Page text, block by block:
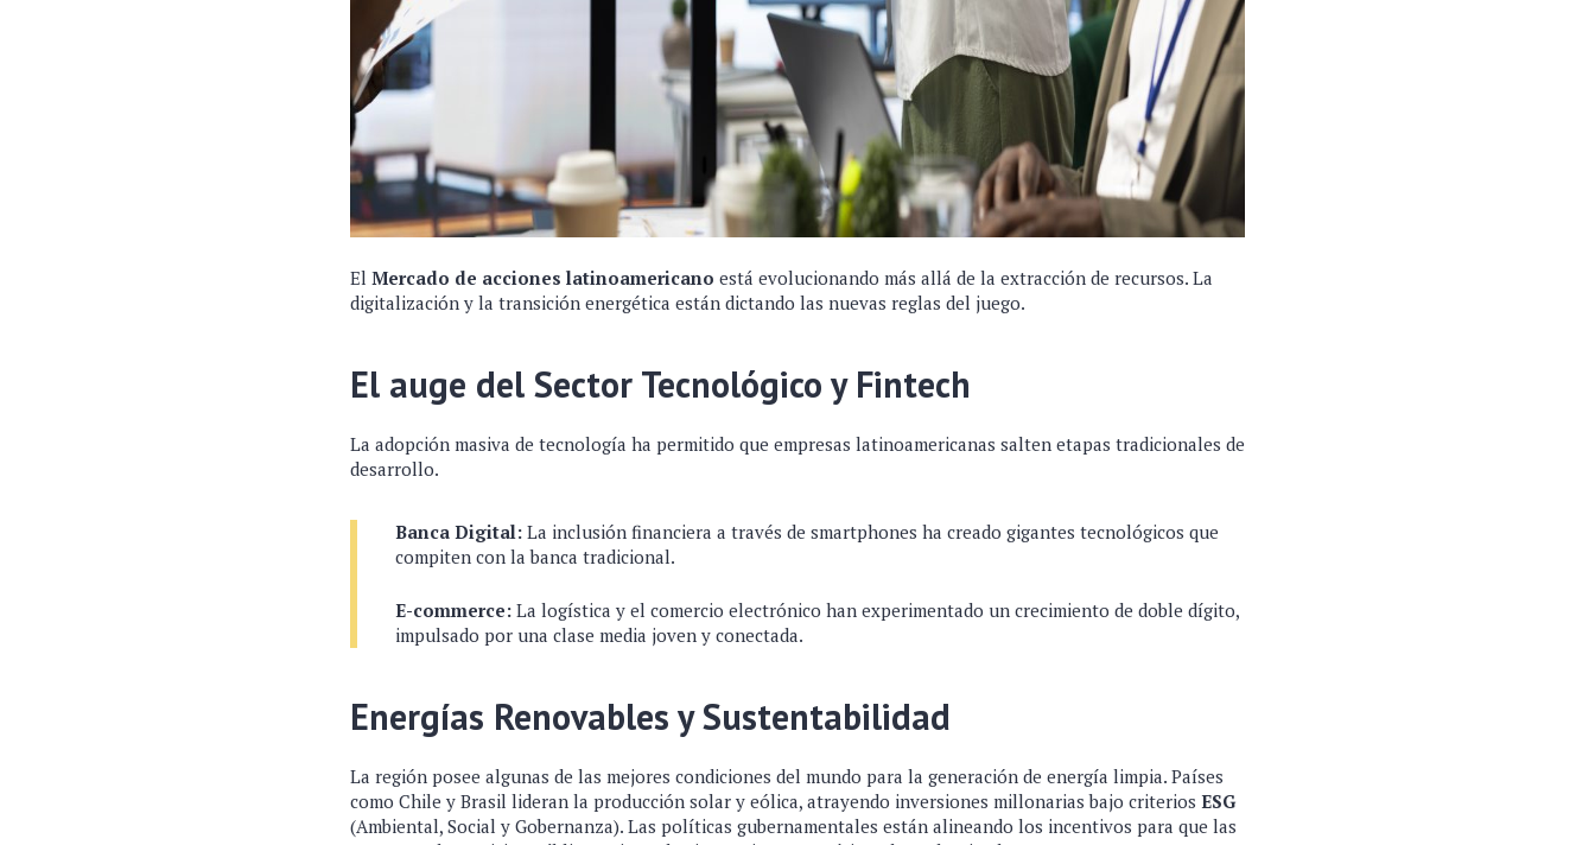
El Mercado de acciones latinoamericano está evolucionando más allá de la extracción de recursos. La
digitalización y la transición energética están dictando las nuevas reglas del juego.
El auge del Sector Tecnológico y Fintech
La adopción masiva de tecnología ha permitido que empresas latinoamericanas salten etapas tradicionales de
desarrollo.
Banca Digital: La inclusión financiera a través de smartphones ha creado gigantes tecnológicos que
compiten con la banca tradicional.
E-commerce: La logística y el comercio electrónico han experimentado un crecimiento de doble dígito,
impulsado por una clase media joven y conectada.
Energías Renovables y Sustentabilidad
La región posee algunas de las mejores condiciones del mundo para la generación de energía limpia. Países
como Chile y Brasil lideran la producción solar y eólica, atrayendo inversiones millonarias bajo criterios ESG
(Ambiental, Social y Gobernanza). Las políticas gubernamentales están alineando los incentivos para que las